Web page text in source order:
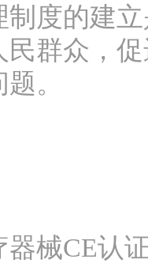
制度的建
民群众，
。
械CE认